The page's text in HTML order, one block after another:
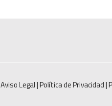
Aviso Legal|Política de Privacidad|